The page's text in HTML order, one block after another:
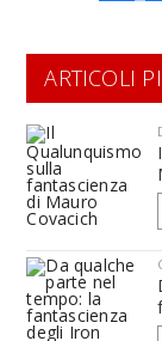
ARTICOLI